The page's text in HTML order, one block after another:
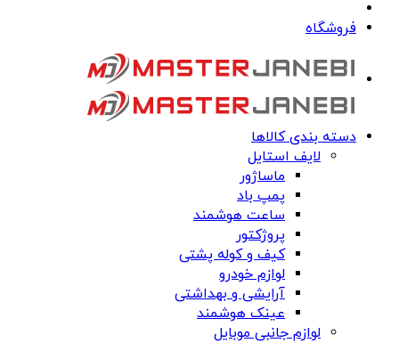
فروشگاه
دسته بندی کالاها
لایف استایل
ماساژور
پمپ باد
ساعت هوشمند
پروژکتور
کیف و کوله پشتی
لوازم خودرو
آرایشی و بهداشتی
عینک هوشمند
لوازم جانبی موبایل